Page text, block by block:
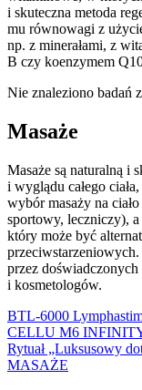
i skuteczna metoda
mu równowagi z
np. z minerałami, z
B czy koenzymem
Nie znaleziono badań
Masaże
Masaże są naturalną i
i wyglądu całego
wybór masaży na
sportowy, leczniczy),
który może być
przez
i kosmetologów.
BTL-6000
CELLU M6
Rytuał „Luksusowy
MASAŻE